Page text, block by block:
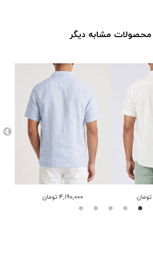
محصولات مشابه دیگر
4,190,000 تومان